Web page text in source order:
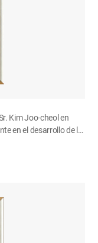
Kim Joo-cheol en
en el desarrollo de la
en la 8.ª edición